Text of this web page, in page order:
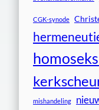
CGK-synode
mishandeling